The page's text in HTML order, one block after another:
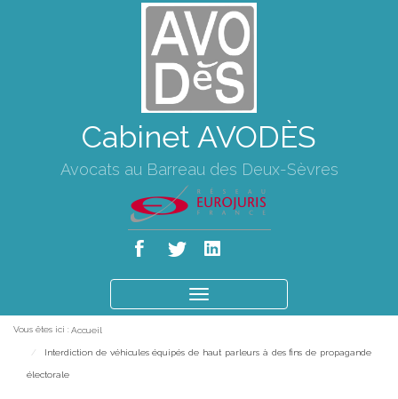
Cabinet AVODÈS
Avocats au Barreau des Deux-Sèvres
le
Vous êtes ici : Accueil
Interdiction de véhicules équipés de haut parleurs à des fins de propagande
électorale